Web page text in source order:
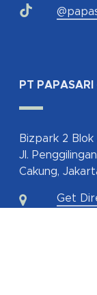
PT
Bizpark 2 Blok
Jl.
Cakung,
Get